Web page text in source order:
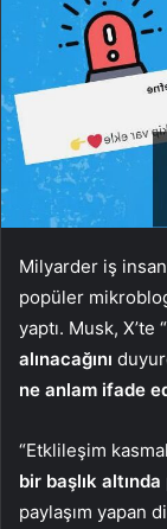
Milyarder iş
popüler
yaptı. Musk, X’te
alınacağını
ne anlam ifade
“Etklileşim
bir başlık altında
paylaşım yapan